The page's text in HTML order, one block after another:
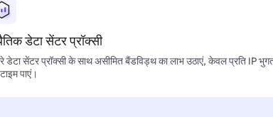
डेटा सेंटर प्रॉक्सी
डेटा सेंटर प्रॉक्सी के साथ असीमित बैंडविड्थ का लाभ उठाएं, केवल प्रति IP
पाएं।